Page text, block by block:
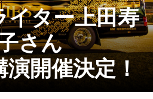
ター上田寿
さん
演開催決定！